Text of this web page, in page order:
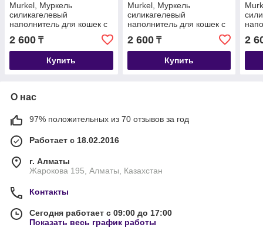
Murkel, Муркель
силикагелевый
наполнитель для кошек с
ароматом скошенной
травы, уп. 4л (1,8кг)
2 600 ₸
Купить
Murkel, Муркель
силикагелевый
наполнитель для кошек с
ароматом лаванды, уп. 4л
(1,8кг)
2 600₸
Купить
2
О нас
97% положительных из 70 отзывов за год
Работает с 18.02.2016
г. Алматы
Жарокова 195, Алматы, Казахстан
Контакты
Сегодня работает с 09:00 до 17:00
Показать весь график работы